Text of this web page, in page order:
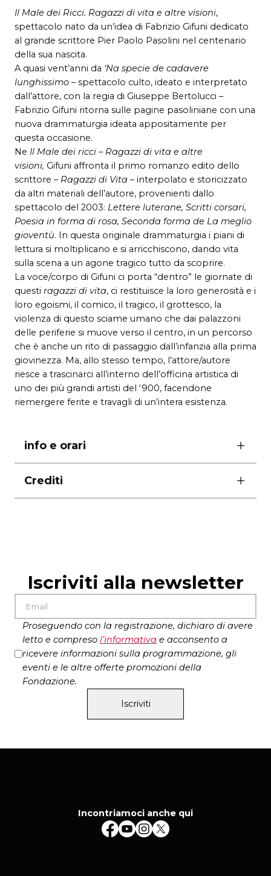
Il Male dei Ricci. Ragazzi di vita e altre visioni,
spettacolo nato da un’idea di Fabrizio Gifuni dedicato
al grande scrittore Pier Paolo Pasolini nel centenario
della sua nascita.
A quasi vent’anni da ‘Na specie de cadavere
lunghissimo – spettacolo culto, ideato e interpretato
dall’attore, con la regia di Giuseppe Bertolucci –
Fabrizio Gifuni ritorna sulle pagine pasoliniane con una
nuova drammaturgia ideata appositamente per
questa occasione.
Ne Il Male dei ricci – Ragazzi di vita e altre
visioni, Gifuni affronta il primo romanzo edito dello
scrittore – Ragazzi di Vita – interpolato e storicizzato
da altri materiali dell’autore, provenienti dallo
spettacolo del 2003: Lettere luterane, Scritti corsari,
Poesia in forma di rosa, Seconda forma de La meglio
gioventù. In questa originale drammaturgia i piani di
lettura si moltiplicano e si arricchiscono, dando vita
sulla scena a un agone tragico tutto da scoprire.
La voce/corpo di Gifuni ci porta “dentro” le giornate di
questi ragazzi di vita, ci restituisce la loro generosità e i
loro egoismi, il comico, il tragico, il grottesco, la
violenza di questo sciame umano che dai palazzoni
delle periferie si muove verso il centro, in un percorso
che è anche un rito di passaggio dall’infanzia alla prima
giovinezza. Ma, allo stesso tempo, l’attore/autore
riesce a trascinarci all’interno dell’officina artistica di
uno dei più grandi artisti del ‘900, facendone
riemergere ferite e travagli di un’intera esistenza.
info e orari
ore 20.00
Biglietti gratuiti con assegnazione del posto.
Al momento i biglietti risultano esauriti. La sera
Crediti
Iscriviti alla newsletter
Proseguendo con la registrazione, dichiaro di avere
letto e compreso l’informativa e acconsento a
ricevere informazioni sulla programmazione, gli
eventi e le altre offerte promozioni della
Fondazione.
Iscriviti
Incontriamoci anche qui